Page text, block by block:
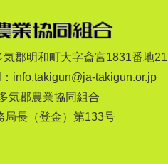
気郡明和町大字斎宮1831番地21
info.takigun@ja-takigun.or.jp
気郡農業協同組合
長（登金）第133号